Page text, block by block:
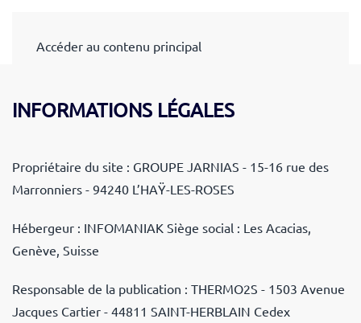
Accéder au contenu principal
INFORMATIONS LÉGALES
Propriétaire du site : GROUPE JARNIAS - 15-16 rue des
Marronniers - 94240 L’HAŸ-LES-ROSES
Hébergeur : INFOMANIAK Siège social : Les Acacias,
Genève, Suisse
Responsable de la publication : THERMO2S - 1503 Avenue
Jacques Cartier - 44811 SAINT-HERBLAIN Cedex